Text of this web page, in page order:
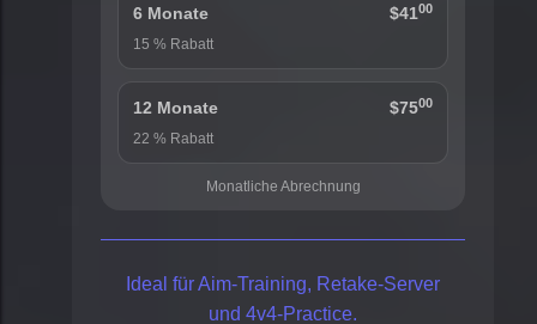
6 Monate $4100
15 % Rabatt
12 Monate $7500
22 % Rabatt
Monatliche Abrechnung
Ideal für Aim-Training, Retake-Server
und 4v4-Practice.